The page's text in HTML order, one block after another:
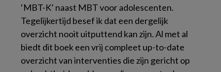
‘MBT-K’ naast MBT voor adolescenten.
Tegelijkertijd besef ik dat een dergelijk
overzicht nooit uitputtend kan zijn. Al met al
biedt dit boek een vrij compleet up-to-date
overzicht van interventies die zijn gericht op